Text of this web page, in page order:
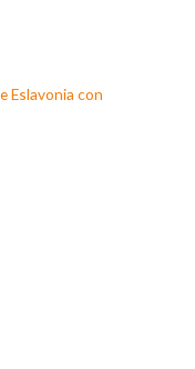
Eslavonia con